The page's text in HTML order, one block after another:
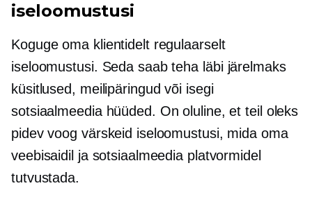
iseloomustusi
Koguge oma klientidelt regulaarselt
iseloomustusi. Seda saab teha läbi järelmaks
küsitlused, meilipäringud või isegi
sotsiaalmeedia hüüded. On oluline, et teil oleks
pidev voog värskeid iseloomustusi, mida oma
veebisaidil ja sotsiaalmeedia platvormidel
tutvustada.